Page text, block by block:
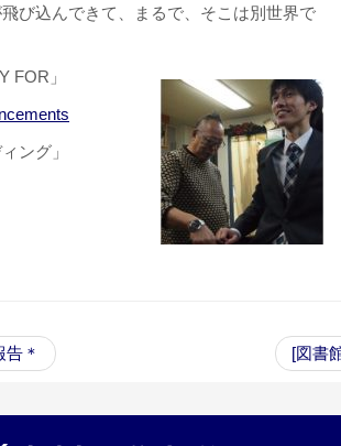
び込んできて、まるで、そこは別世界で
FOR」
ング」
＊ [図書